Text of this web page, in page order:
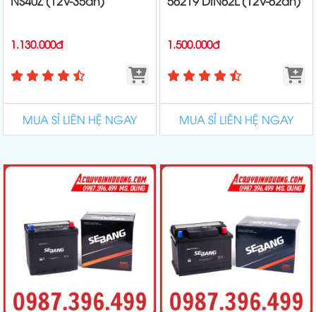
1.130.000đ
MUA SỈ LIÊN HỆ NGAY
1.500.000đ
MUA SỈ LIÊN HỆ NGAY